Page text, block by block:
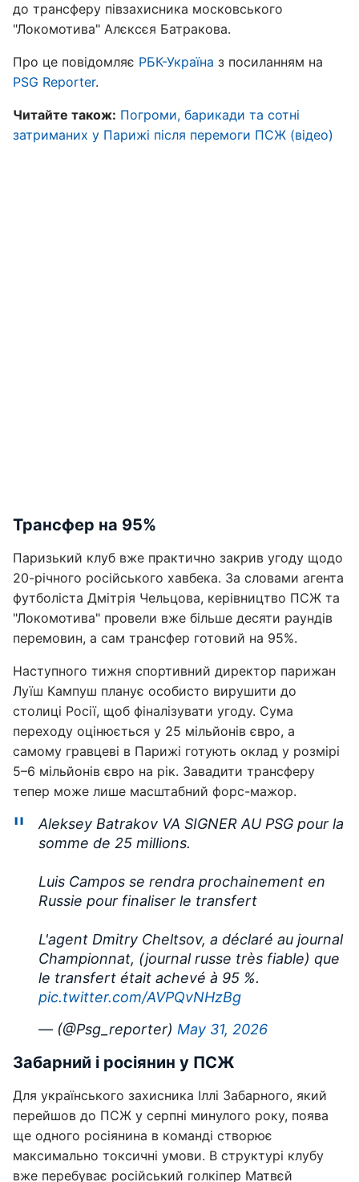
до трансферу півзахисника московського
"Локомотива" Алєксєя Батракова.
Про це повідомляє РБК-Україна з посиланням на
PSG Reporter.
Читайте також: Погроми, барикади та сотні
затриманих у Парижі після перемоги ПСЖ (відео)
Трансфер на 95%
Паризький клуб вже практично закрив угоду щодо
20-річного російського хавбека. За словами агента
футболіста Дмітрія Чельцова, керівництво ПСЖ та
"Локомотива" провели вже більше десяти раундів
перемовин, а сам трансфер готовий на 95%.
Наступного тижня спортивний директор парижан
Луїш Кампуш планує особисто вирушити до
столиці Росії, щоб фіналізувати угоду. Сума
переходу оцінюється у 25 мільйонів євро, а
самому гравцеві в Парижі готують оклад у розмірі
5–6 мільйонів євро на рік. Завадити трансферу
тепер може лише масштабний форс-мажор.
Aleksey Batrakov VA SIGNER AU PSG pour la
somme de 25 millions.
Luis Campos se rendra prochainement en
Russie pour finaliser le transfert
L'agent Dmitry Cheltsov, a déclaré au journal
Championnat, (journal russe très fiable) que
le transfert était achevé à 95 %.
pic.twitter.com/AVPQvNHzBg
— (@Psg_reporter) May 31, 2026
Забарний і росіянин у ПСЖ
Для українського захисника Іллі Забарного, який
перейшов до ПСЖ у серпні минулого року, поява
ще одного росіянина в команді створює
максимально токсичні умови. В структурі клубу
вже перебуває російський голкіпер Матвєй